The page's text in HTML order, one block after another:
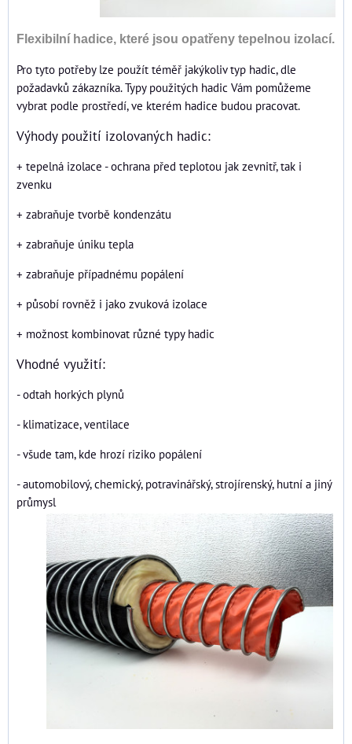
Flexibilní hadice, které jsou opatřeny tepelnou izolací.
Pro tyto potřeby lze použít téměř jakýkoliv typ hadic, dle
požadavků zákazníka. Typy použitých hadic Vám pomůžeme
vybrat podle prostředí, ve kterém hadice budou pracovat.
Výhody použití izolovaných hadic:
+ tepelná izolace - ochrana před teplotou jak zevnitř, tak i
zvenku
+ zabraňuje tvorbě kondenzátu
+ zabraňuje úniku tepla
+ zabraňuje případnému popálení
+ působí rovněž i jako zvuková izolace
+ možnost kombinovat různé typy hadic
Vhodné využití:
- odtah horkých plynů
- klimatizace, ventilace
- všude tam, kde hrozí riziko popálení
- automobilový, chemický, potravinářský, strojírenský, hutní a jiný
průmysl